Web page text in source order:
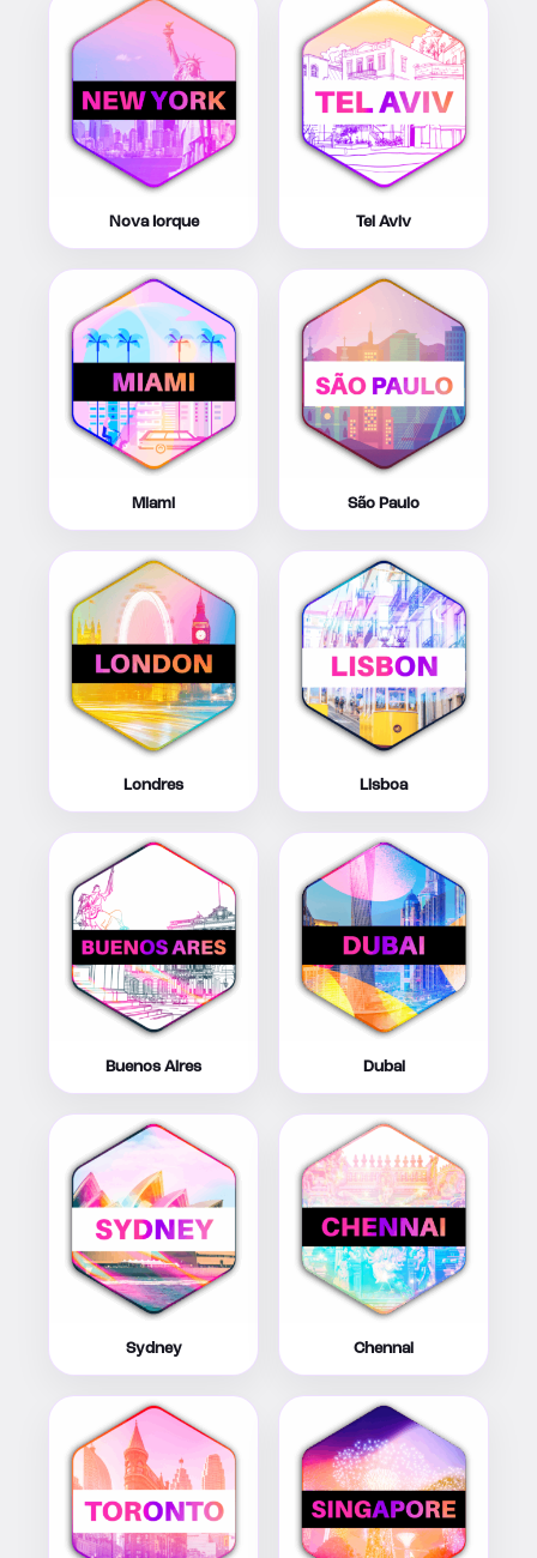
Nova Iorque Tel Aviv
Miami São Paulo
Londres Lisboa
Buenos Aires Dubai
Sydney Chennai